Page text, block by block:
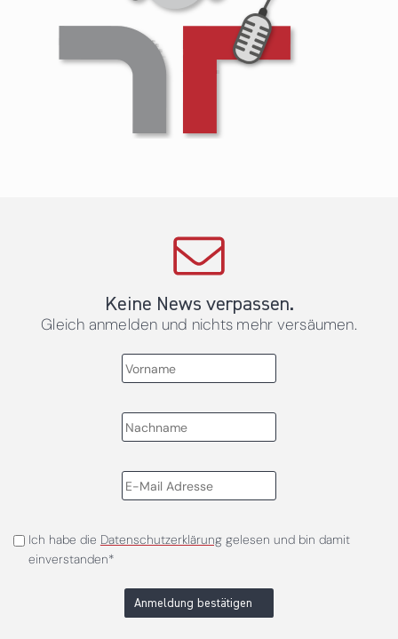
Keine News verpassen.
Gleich anmelden und nichts mehr versäumen.
Ich habe die Datenschutzerklärunggelesen und bin damit
einverstanden*
Anmeldung bestätigen